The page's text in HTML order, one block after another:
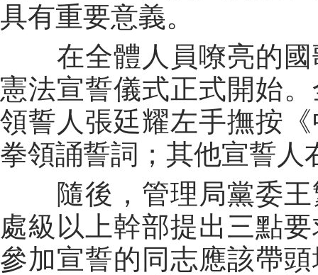
具有重要意義。
在全體人員嘹亮的
憲法宣誓儀式正式開始
領誓人張廷耀左手撫按
拳領誦誓詞；其他宣誓人
隨後，管理局黨委
處級以上幹部提出三點
參加宣誓的同志應該帶